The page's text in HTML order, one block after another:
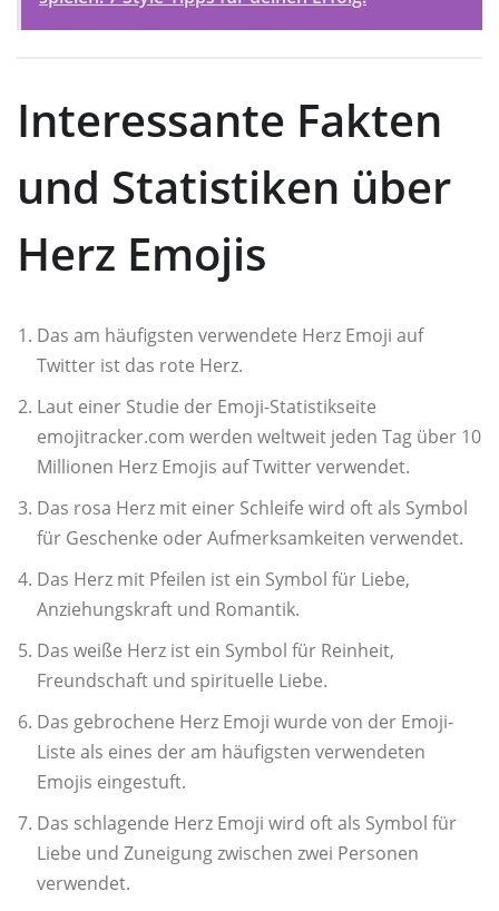
Interessante Fakten
und Statistiken über
Herz Emojis
Das am häufigsten verwendete Herz Emoji auf
Twitter ist das rote Herz.
Laut einer Studie der Emoji-Statistikseite
emojitracker.com werden weltweit jeden Tag über 10
Millionen Herz Emojis auf Twitter verwendet.
Das rosa Herz mit einer Schleife wird oft als Symbol
für Geschenke oder Aufmerksamkeiten verwendet.
Das Herz mit Pfeilen ist ein Symbol für Liebe,
Anziehungskraft und Romantik.
Das weiße Herz ist ein Symbol für Reinheit,
Freundschaft und spirituelle Liebe.
Das gebrochene Herz Emoji wurde von der Emoji-
Liste als eines der am häufigsten verwendeten
Emojis eingestuft.
Das schlagende Herz Emoji wird oft als Symbol für
Liebe und Zuneigung zwischen zwei Personen
verwendet.